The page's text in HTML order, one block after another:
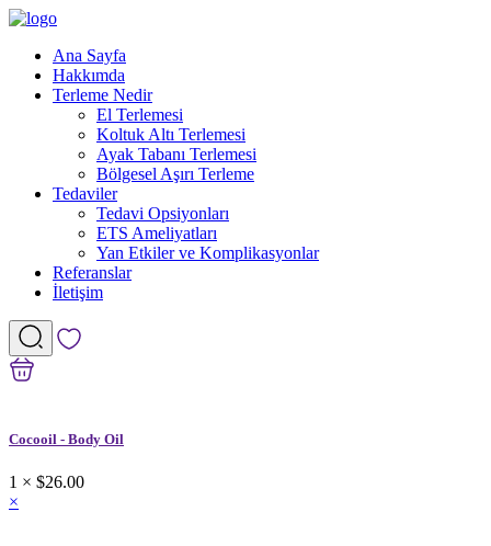
Ana Sayfa
Hakkımda
Terleme Nedir
El Terlemesi
Koltuk Altı Terlemesi
Ayak Tabanı Terlemesi
Bölgesel Aşırı Terleme
Tedaviler
Tedavi Opsiyonları
ETS Ameliyatları
Yan Etkiler ve Komplikasyonlar
Referanslar
İletişim
Cocooil - Body Oil
1 × $26.00
×